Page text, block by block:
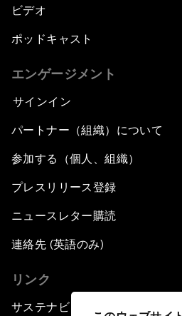
ビデオ
ポッドキャスト
エンゲージメント
サインイン
パートナー（組織）について
参加する（個人、組織）
プレスリリース登録
ニュースレター購読
連絡先 (英語のみ)
リンク
サステナビリティへの取り組み